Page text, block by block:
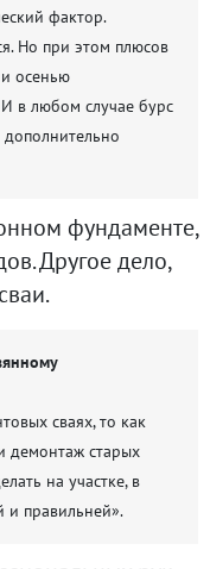
фактор.
Но при этом плюсов
осенью
И в любом случае бурс
дополнительно
фундаменте,
Другое дело,
сваях, то как
демонтаж старых
на участке, в
и правильней».